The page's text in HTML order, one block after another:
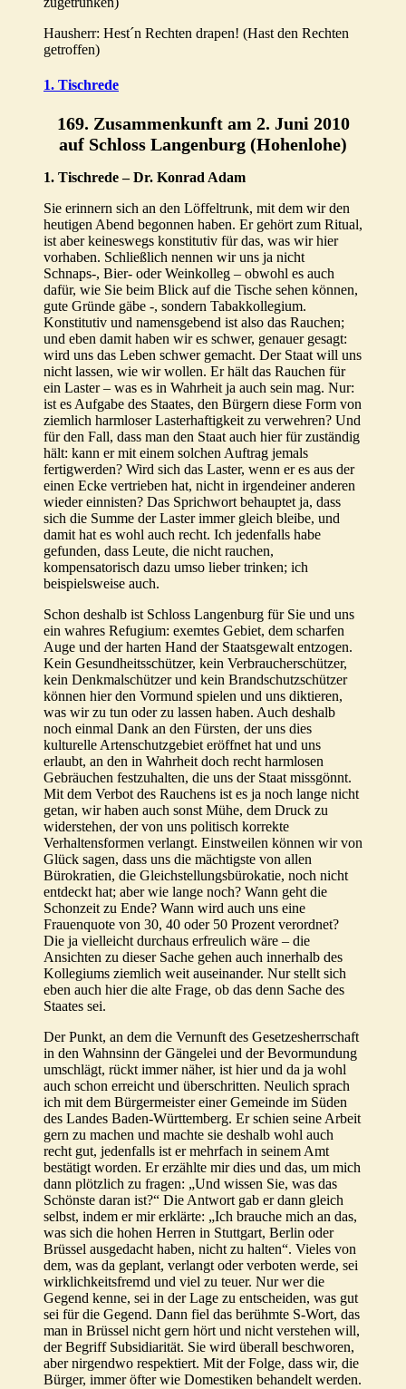
Hausherr: Hest´n Rechten drapen! (Hast den Rechten
getroffen)
1. Tischrede
169. Zusammenkunft am 2. Juni 2010
auf Schloss Langenburg (Hohenlohe)
1. Tischrede – Dr. Konrad Adam
Sie erinnern sich an den Löffeltrunk, mit dem wir den
heutigen Abend begonnen haben. Er gehört zum Ritual,
ist aber keineswegs konstitutiv für das, was wir hier
vorhaben. Schließlich nennen wir uns ja nicht
Schnaps-, Bier- oder Weinkolleg – obwohl es auch
dafür, wie Sie beim Blick auf die Tische sehen können,
gute Gründe gäbe -, sondern Tabakkollegium.
Konstitutiv und namensgebend ist also das Rauchen;
und eben damit haben wir es schwer, genauer gesagt:
wird uns das Leben schwer gemacht. Der Staat will uns
nicht lassen, wie wir wollen. Er hält das Rauchen für
ein Laster – was es in Wahrheit ja auch sein mag. Nur:
ist es Aufgabe des Staates, den Bürgern diese Form von
ziemlich harmloser Lasterhaftigkeit zu verwehren? Und
für den Fall, dass man den Staat auch hier für zuständig
hält: kann er mit einem solchen Auftrag jemals
fertigwerden? Wird sich das Laster, wenn er es aus der
einen Ecke vertrieben hat, nicht in irgendeiner anderen
wieder einnisten? Das Sprichwort behauptet ja, dass
sich die Summe der Laster immer gleich bleibe, und
damit hat es wohl auch recht. Ich jedenfalls habe
gefunden, dass Leute, die nicht rauchen,
kompensatorisch dazu umso lieber trinken; ich
beispielsweise auch.
Schon deshalb ist Schloss Langenburg für Sie und uns
ein wahres Refugium: exemtes Gebiet, dem scharfen
Auge und der harten Hand der Staatsgewalt entzogen.
Kein Gesundheitsschützer, kein Verbraucherschützer,
kein Denkmalschützer und kein Brandschutzschützer
können hier den Vormund spielen und uns diktieren,
was wir zu tun oder zu lassen haben. Auch deshalb
noch einmal Dank an den Fürsten, der uns dies
kulturelle Artenschutzgebiet eröffnet hat und uns
erlaubt, an den in Wahrheit doch recht harmlosen
Gebräuchen festzuhalten, die uns der Staat missgönnt.
Mit dem Verbot des Rauchens ist es ja noch lange nicht
getan, wir haben auch sonst Mühe, dem Druck zu
widerstehen, der von uns politisch korrekte
Verhaltensformen verlangt. Einstweilen können wir von
Glück sagen, dass uns die mächtigste von allen
Bürokratien, die Gleichstellungsbürokatie, noch nicht
entdeckt hat; aber wie lange noch? Wann geht die
Schonzeit zu Ende? Wann wird auch uns eine
Frauenquote von 30, 40 oder 50 Prozent verordnet?
Die ja vielleicht durchaus erfreulich wäre – die
Ansichten zu dieser Sache gehen auch innerhalb des
Kollegiums ziemlich weit auseinander. Nur stellt sich
eben auch hier die alte Frage, ob das denn Sache des
Staates sei.
Der Punkt, an dem die Vernunft des Gesetzesherrschaft
in den Wahnsinn der Gängelei und der Bevormundung
umschlägt, rückt immer näher, ist hier und da ja wohl
auch schon erreicht und überschritten. Neulich sprach
ich mit dem Bürgermeister einer Gemeinde im Süden
des Landes Baden-Württemberg. Er schien seine Arbeit
gern zu machen und machte sie deshalb wohl auch
recht gut, jedenfalls ist er mehrfach in seinem Amt
bestätigt worden. Er erzählte mir dies und das, um mich
dann plötzlich zu fragen: „Und wissen Sie, was das
Schönste daran ist?“ Die Antwort gab er dann gleich
selbst, indem er mir erklärte: „Ich brauche mich an das,
was sich die hohen Herren in Stuttgart, Berlin oder
Brüssel ausgedacht haben, nicht zu halten“. Vieles von
dem, was da geplant, verlangt oder verboten werde, sei
wirklichkeitsfremd und viel zu teuer. Nur wer die
Gegend kenne, sei in der Lage zu entscheiden, was gut
sei für die Gegend. Dann fiel das berühmte S-Wort, das
man in Brüssel nicht gern hört und nicht verstehen will,
der Begriff Subsidiarität. Sie wird überall beschworen,
aber nirgendwo respektiert. Mit der Folge, dass wir, die
Bürger, immer öfter wie Domestiken behandelt werden.